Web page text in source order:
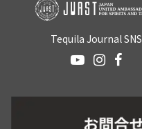
Tequila Journal SNS